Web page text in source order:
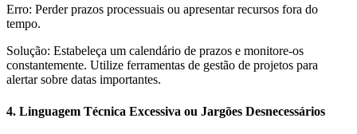
Erro: Perder prazos processuais ou apresentar recursos fora do
tempo.
Solução: Estabeleça um calendário de prazos e monitore-os
constantemente. Utilize ferramentas de gestão de projetos para
alertar sobre datas importantes.
4. Linguagem Técnica Excessiva ou Jargões Desnecessários